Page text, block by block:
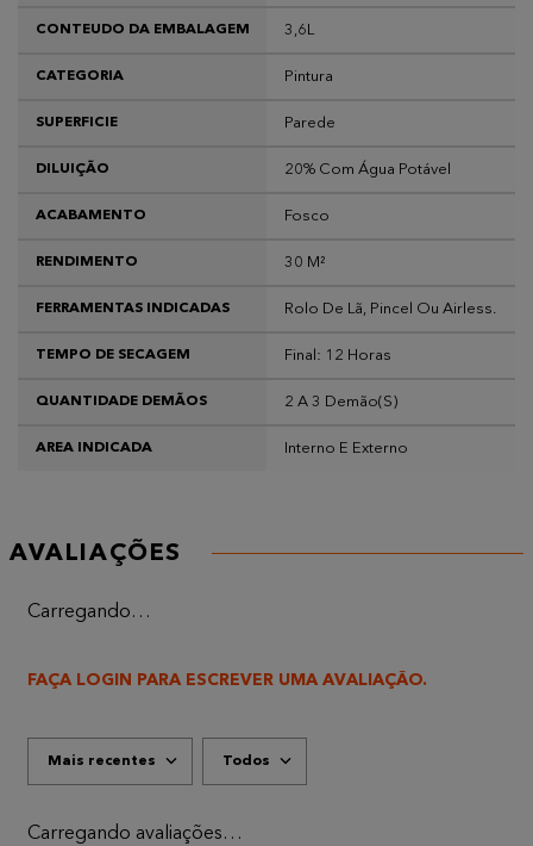
CONTEUDO DA EMBALAGEM 3,6L
CATEGORIA Pintura
SUPERFICIE Parede
DILUIÇÃO 20% Com Água Potável
ACABAMENTO Fosco
RENDIMENTO 30 M²
FERRAMENTAS INDICADAS Rolo De Lã, Pincel Ou Airless.
TEMPO DE SECAGEM Final: 12 Horas
QUANTIDADE DEMÃOS 2 A 3 Demão(s)
AREA INDICADA Interno E Externo
AVALIAÇÕES
Carregando…
FAÇA LOGIN PARA ESCREVER UMA AVALIAÇÃO.
Mais recentes Todos
Carregando avaliações…